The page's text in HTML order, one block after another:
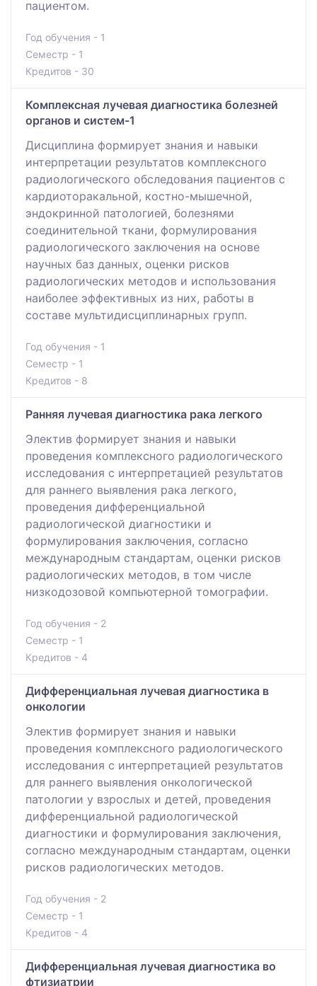
пациентом.
Год обучения - 1
Семестр - 1
Кредитов - 30
Комплексная лучевая диагностика болезней
органов и систем-1
Дисциплина формирует знания и навыки
интерпретации результатов комплексного
радиологического обследования пациентов с
кардиоторакальной, костно-мышечной,
эндокринной патологией, болезнями
соединительной ткани, формулирования
радиологического заключения на основе
научных баз данных, оценки рисков
радиологических методов и использования
наиболее эффективных из них, работы в
составе мультидисциплинарных групп.
Год обучения - 1
Семестр - 1
Кредитов - 8
Ранняя лучевая диагностика рака легкого
Электив формирует знания и навыки
проведения комплексного радиологического
исследования с интерпретацией результатов
для раннего выявления рака легкого,
проведения дифференциальной
радиологической диагностики и
формулирования заключения, согласно
международным стандартам, оценки рисков
радиологических методов, в том числе
низкодозовой компьютерной томографии.
Год обучения - 2
Семестр - 1
Кредитов - 4
Дифференциальная лучевая диагностика в
онкологии
Электив формирует знания и навыки
проведения комплексного радиологического
исследования с интерпретацией результатов
для раннего выявления онкологической
патологии у взрослых и детей, проведения
дифференциальной радиологической
диагностики и формулирования заключения,
согласно международным стандартам, оценки
рисков радиологических методов.
Год обучения - 2
Семестр - 1
Кредитов - 4
Дифференциальная лучевая диагностика во
фтизиатрии